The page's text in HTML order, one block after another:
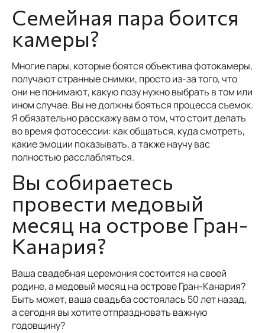
Семейная пара боится
камеры?
Многие пары, которые боятся объектива фотокамеры,
получают странные снимки, просто из-за того, что
они не понимают, какую позу нужно выбрать в том или
ином случае. Вы не должны бояться процесса съемок.
Я обязательно расскажу вам о том, что стоит делать
во время фотосессии: как общаться, куда смотреть,
какие эмоции показывать, а также научу вас
полностью расслабляться.
Вы собираетесь
провести медовый
месяц на острове Гран-
Канария?
Ваша свадебная церемония состоится на своей
родине, а медовый месяц на острове Гран-Канария?
Быть может, ваша свадьба состоялась 50 лет назад,
а сегодня вы хотите отпраздновать важную
годовщину?